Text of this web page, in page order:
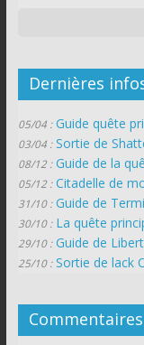
Dernières
05/04 : Guide quête
03/04 : Sortie de
08/12 : Guide de la
05/12 : Citadelle de
31/10 : Guide de
30/10 : La quête
29/10 : Guide de
25/10 : Sortie de lack